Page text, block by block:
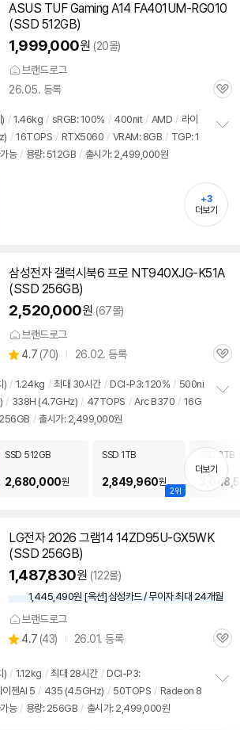
ASUS TUF Gaming A14 FA401UM-RG010
(SSD 512GB)
1,999,000원 (20몰)
브랜드로그
26.05. 등록
관
) / 1.46kg / sRGB: 100% / 400nit / AMD / 라이
/ 16TOPS / RTX5060 / VRAM: 8GB / TGP: 1
능 / 용량: 512GB / 출시가: 2,499,000원
기
+3
더보기
삼성전자 갤럭시북6 프로 NT940XJG-K51A
(SSD 256GB)
2,520,000원 (67몰)
브랜드로그
별
점
4.7 (상
리
뷰
70) 26.02. 등록
관
) / 1.24kg / 최대 30시간 / DCI-P3: 120% / 500ni
/ 338H (4.7GHz) / 47TOPS / Arc B370 / 16G
/ 출시가: 2,499,000원
치
기
SSD 512GB
2,680,000원
2위
SSD 1TB
2,849,960원
SSD 2TB
더보기
LG전자 2026 그램14 14ZD95U-GX5WK
(SSD 256GB)
1,487,830원 (122몰)
1,445,490원 [옥션] 삼성카드 / 무이자 최대 24개월
브랜드로그
별
4.7 (상
리
뷰
43) 26.01. 등록
관
) / 1.12kg / 최대 28시간 / DCI-P3:
이젠AI 5 / 435 (4.5GHz) / 50TOPS / Radeon 8
능 / 용량: 256GB / 출시가: 2,499,000원